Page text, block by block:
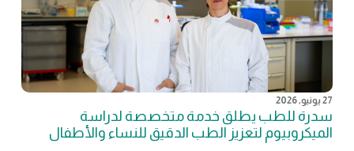
27 يونيو, 2026
سدرة للطب يطلق خدمة متخصصة لدراسة
الميكروبيوم لتعزيز الطب الدقيق للنساء والأطفال